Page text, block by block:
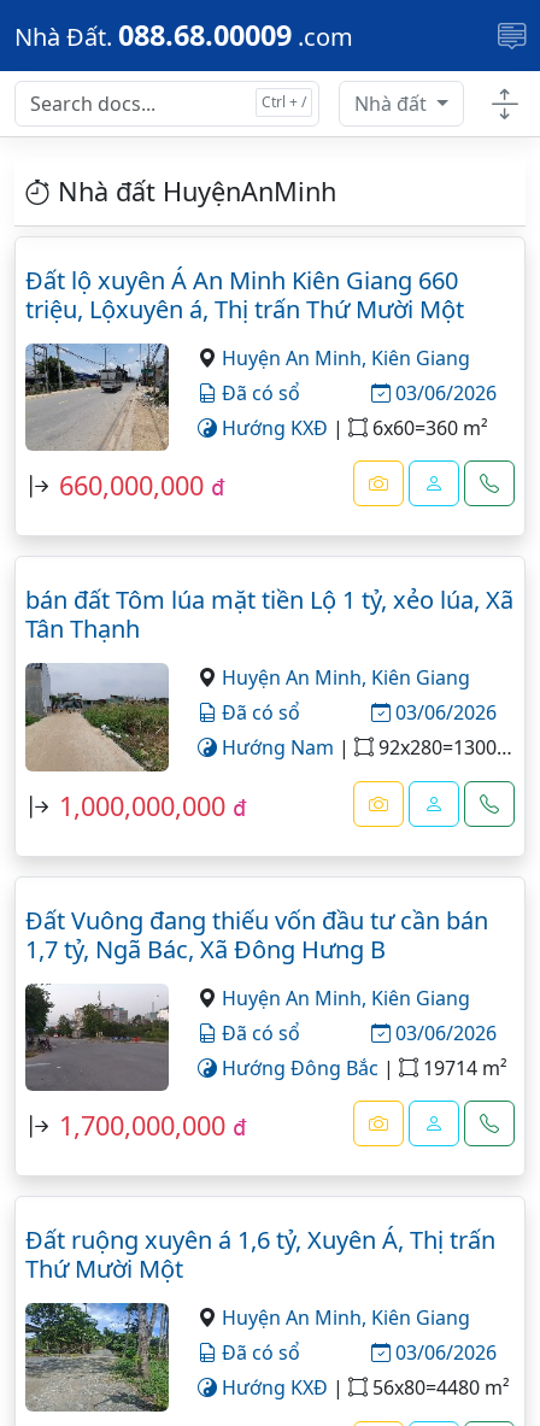
Skip to main content
Nhà Đất. 088.68.00009 .com
Nhà đất
Nhà đất HuyệnAnMinh
Đất lộ xuyên Á An Minh Kiên Giang 660
triệu, Lộxuyên á, Thị trấn Thứ Mười Một
Huyện An Minh, Kiên Giang
Đã có sổ
03/06/2026
Hướng KXĐ | 6x60=360 m²
660,000,000 đ
bán đất Tôm lúa mặt tiền Lộ 1 tỷ, xẻo lúa, Xã
Tân Thạnh
Huyện An Minh, Kiên Giang
Đã có sổ
03/06/2026
Hướng Nam | 92x280=13000 m²
1,000,000,000 đ
Đất Vuông đang thiếu vốn đầu tư cần bán
1,7 tỷ, Ngã Bác, Xã Đông Hưng B
Huyện An Minh, Kiên Giang
Đã có sổ
03/06/2026
Hướng Đông Bắc | 19714 m²
1,700,000,000 đ
Đất ruộng xuyên á 1,6 tỷ, Xuyên Á, Thị trấn
Thứ Mười Một
Huyện An Minh, Kiên Giang
Đã có sổ
03/06/2026
Hướng KXĐ | 56x80=4480 m²